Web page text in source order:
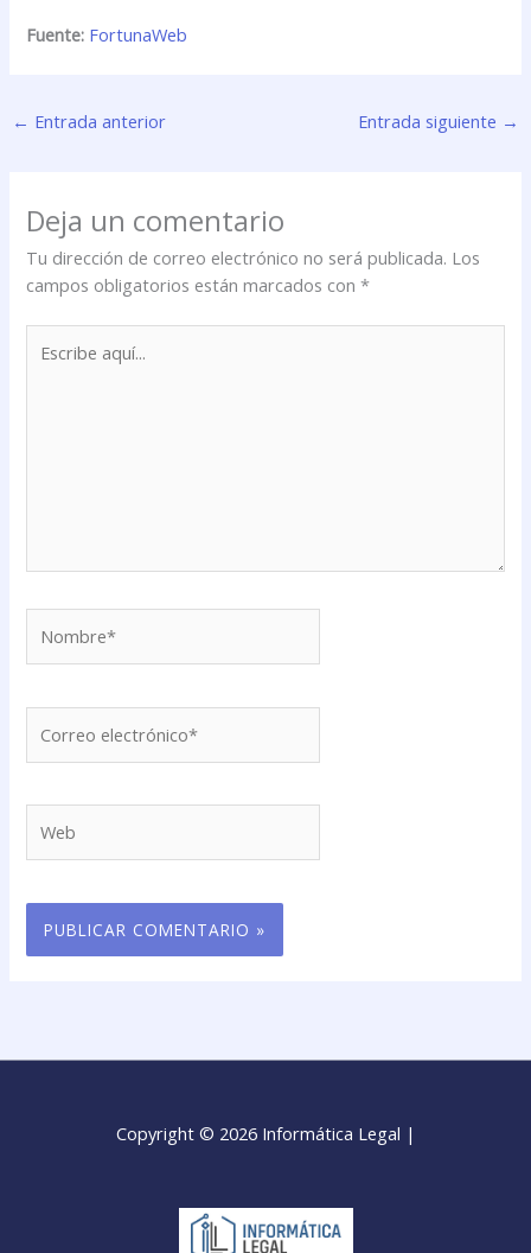
Fuente: FortunaWeb
← Entrada anterior Entrada siguiente →
Deja un comentario
Tu dirección de correo electrónico no será publicada. Los
campos obligatorios están marcados con*
aquí...
electrónico*
Copyright © 2026 Informática Legal |